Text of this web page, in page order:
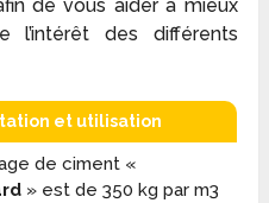
de vous aider à mieux
l’intérêt des différents
et utilisation
de ciment «
» est de 350 kg par m3